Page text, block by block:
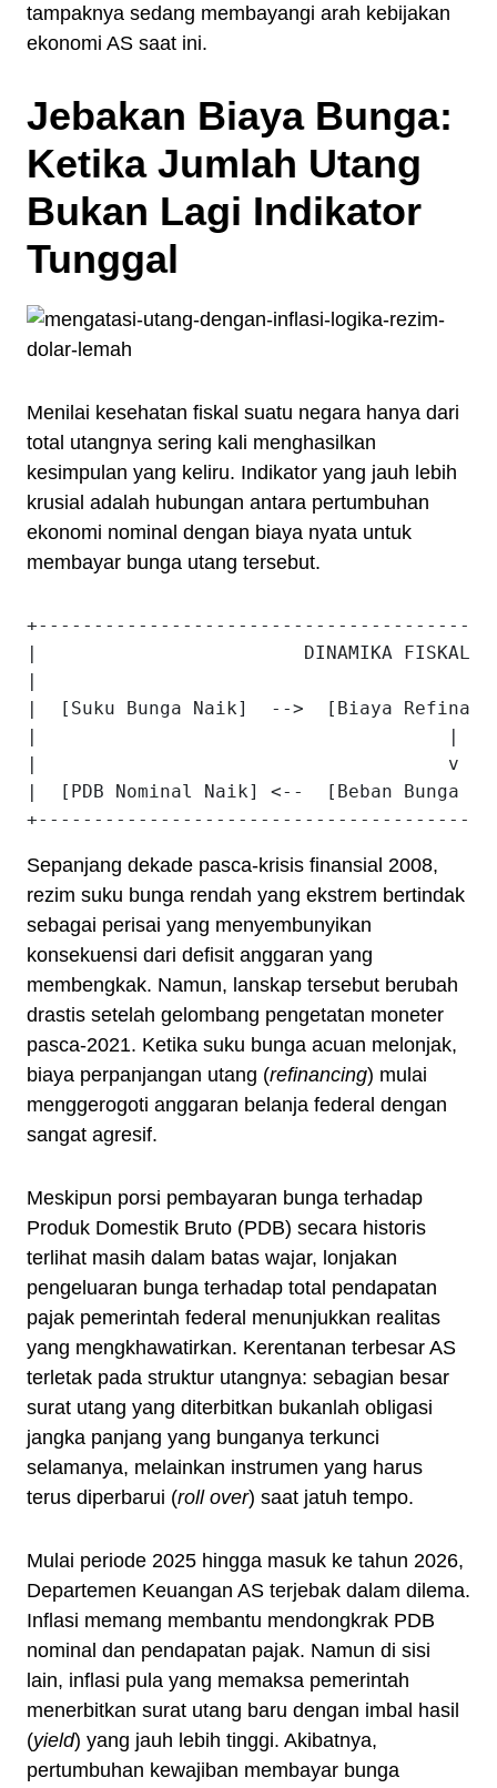
tampaknya sedang membayangi arah kebijakan
ekonomi AS saat ini.
Jebakan Biaya Bunga:
Ketika Jumlah Utang
Bukan Lagi Indikator
Tunggal
Menilai kesehatan fiskal suatu negara hanya dari
total utangnya sering kali menghasilkan
kesimpulan yang keliru. Indikator yang jauh lebih
krusial adalah hubungan antara pertumbuhan
ekonomi nominal dengan biaya nyata untuk
membayar bunga utang tersebut.
|                        DINAMIKA
|
|  [Suku Bunga Naik]  -->  [Biaya
|                                     |
|                                     v
|  [PDB Nominal Naik] <--  [Beban Bunga
Sepanjang dekade pasca-krisis finansial 2008,
rezim suku bunga rendah yang ekstrem bertindak
sebagai perisai yang menyembunyikan
konsekuensi dari defisit anggaran yang
membengkak. Namun, lanskap tersebut berubah
drastis setelah gelombang pengetatan moneter
pasca-2021. Ketika suku bunga acuan melonjak,
biaya perpanjangan utang (refinancing) mulai
menggerogoti anggaran belanja federal dengan
sangat agresif.
Meskipun porsi pembayaran bunga terhadap
Produk Domestik Bruto (PDB) secara historis
terlihat masih dalam batas wajar, lonjakan
pengeluaran bunga terhadap total pendapatan
pajak pemerintah federal menunjukkan realitas
yang mengkhawatirkan. Kerentanan terbesar AS
terletak pada struktur utangnya: sebagian besar
surat utang yang diterbitkan bukanlah obligasi
jangka panjang yang bunganya terkunci
selamanya, melainkan instrumen yang harus
terus diperbarui (roll over) saat jatuh tempo.
Mulai periode 2025 hingga masuk ke tahun 2026,
Departemen Keuangan AS terjebak dalam dilema.
Inflasi memang membantu mendongkrak PDB
nominal dan pendapatan pajak. Namun di sisi
lain, inflasi pula yang memaksa pemerintah
menerbitkan surat utang baru dengan imbal hasil
(yield) yang jauh lebih tinggi. Akibatnya,
pertumbuhan kewajiban membayar bunga